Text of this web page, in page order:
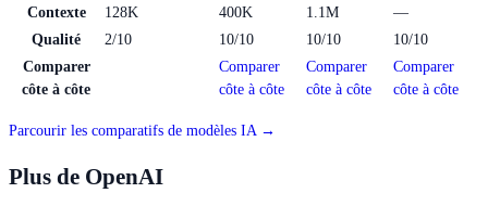
Contexte
128K 400K 1.1M
—
Qualité
2/10 10/10 10/10
10/10
Comparer
côte à côte
Comparer
côte à côte
Comparer
côte à côte
Comparer
côte à côte
Parcourir les comparatifs de modèles IA →
Plus de OpenAI